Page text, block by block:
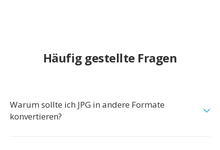
Häufig gestellte Fragen
Warum sollte ich JPG in andere Formate
konvertieren?